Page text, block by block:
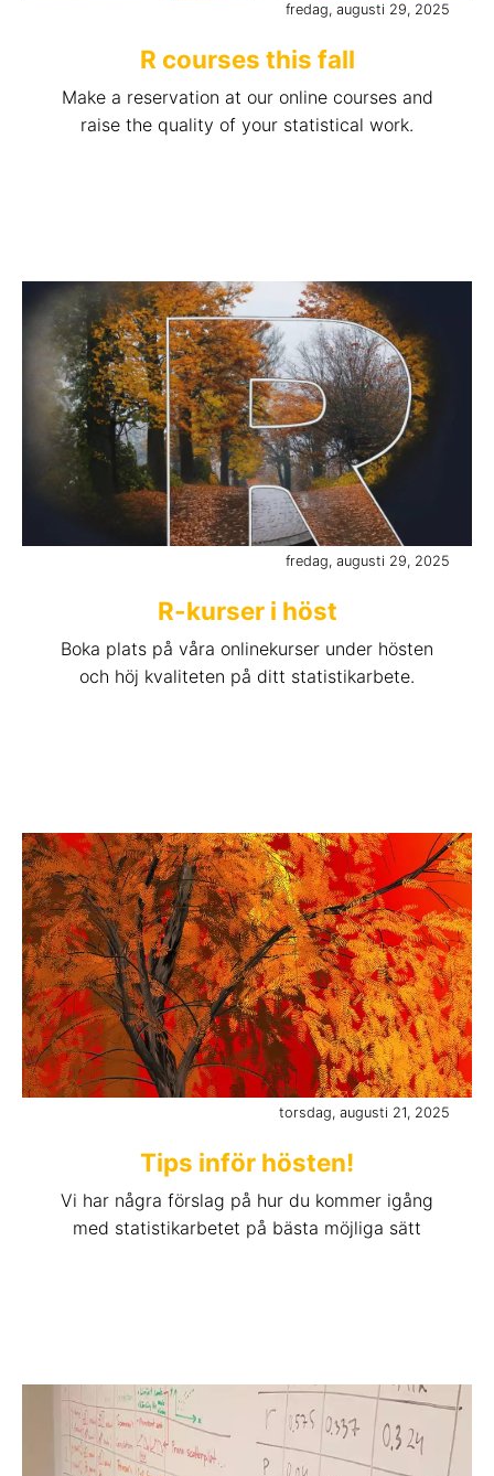
fredag, augusti 29, 2025
R courses this fall
Make a reservation at our online courses and
raise the quality of your statistical work.
fredag, augusti 29, 2025
R-kurser i höst
Boka plats på våra onlinekurser under hösten
och höj kvaliteten på ditt statistikarbete.
torsdag, augusti 21, 2025
Tips inför hösten!
Vi har några förslag på hur du kommer igång
med statistikarbetet på bästa möjliga sätt